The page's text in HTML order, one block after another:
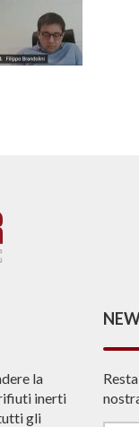
la
inerti
gli